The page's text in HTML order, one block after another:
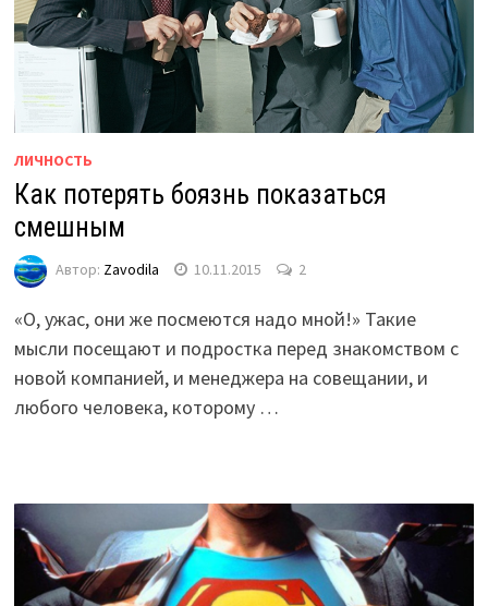
ЛИЧНОСТЬ
Как потерять боязнь показаться
смешным
Автор: Zavodila 10.11.2015 2
«О, ужас, они же посмеются надо мной!» Такие
мысли посещают и подростка перед знакомством с
новой компанией, и менеджера на совещании, и
любого человека, которому …